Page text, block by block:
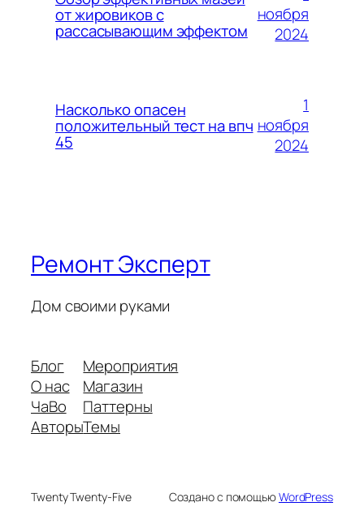
от жировиков с
рассасывающим эффектом
ноября
2024
Насколько опасен
положительный тест на впч
45
1
ноября
2024
Ремонт Эксперт
Дом своими руками
Блог
О нас
ЧаВо
Авторы
Мероприятия
Магазин
Паттерны
Темы
Twenty Twenty-Five Создано с помощьюWordPress